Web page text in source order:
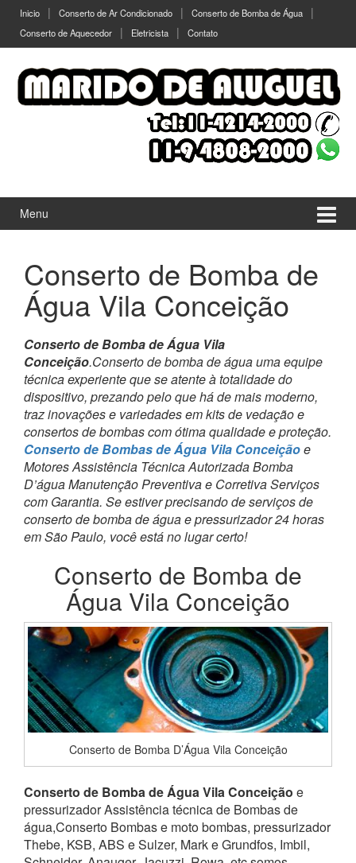
Pular
menu
Inicio Conserto de Ar Condicionado
Conserto de Bomba de Água
Conserto de Aquecedor
Eletricista Contato
Menu
Conserto de Bomba de
Água Vila Conceição
Conserto de Bomba de Água Vila
Conceição.Conserto de bomba de água uma equipe
técnica experiente que se atente à totalidade do
dispositivo, prezando pelo que há de mais moderno,
traz inovações e variedades em kits de vedação e
consertos de bombas com ótima qualidade e proteção.
Conserto de Bombas de Água Vila Conceiçãoe
Motores Assistência Técnica Autorizada Bomba
D’água Manutenção Preventiva e Corretiva Serviços
com Garantia. Se estiver precisando de serviços de
conserto de bomba de água e pressurizador 24 horas
em São Paulo, você está no lugar certo!
Conserto de Bomba de
Água Vila Conceição
Conserto de Bomba D’Água Vila Conceição
Conserto de Bomba de Água Vila Conceição e
pressurizador Assistência técnica de Bombas de
água,Conserto Bombas e moto bombas, pressurizador
Thebe, KSB, ABS e Sulzer, Mark e Grundfos, Imbil,